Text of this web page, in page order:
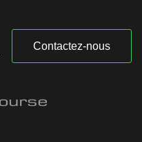
Contactez-nous